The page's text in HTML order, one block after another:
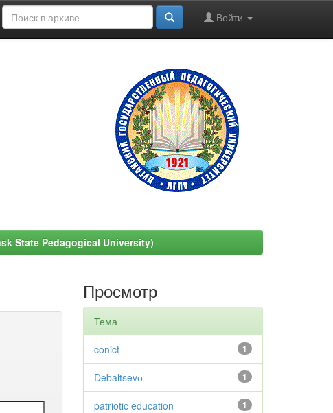
Войти
State Pedagogical University)
Просмотр
Тема
1
conict
1
Debaltsevо
1
patriotic education